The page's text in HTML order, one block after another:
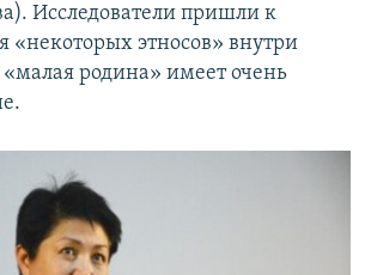
Исследователи пришли к
«некоторых этносов» внутри
родина» имеет очень